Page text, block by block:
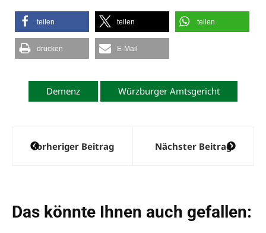
teilen teilen teilen
drucken E-Mail
Demenz Würzburger Amtsgericht
Beitragsnavigation
Vorheriger Beitrag Nächster Beitrag
Das könnte Ihnen auch gefallen: